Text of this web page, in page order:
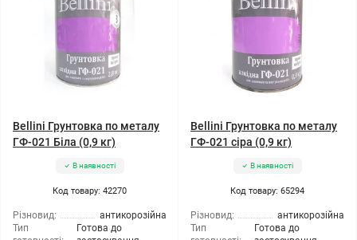
Bellini Грунтовка по металу
ГФ-021 Біла (0,9 кг)
В наявності
Код товару: 42270
Різновид:
антикорозійна
Тип
Готова до
Bellini Грунтовка по металу
ГФ-021 сіра (0,9 кг)
В наявності
Код товару: 65294
Різновид:
антикорозійна
Тип
Готова до